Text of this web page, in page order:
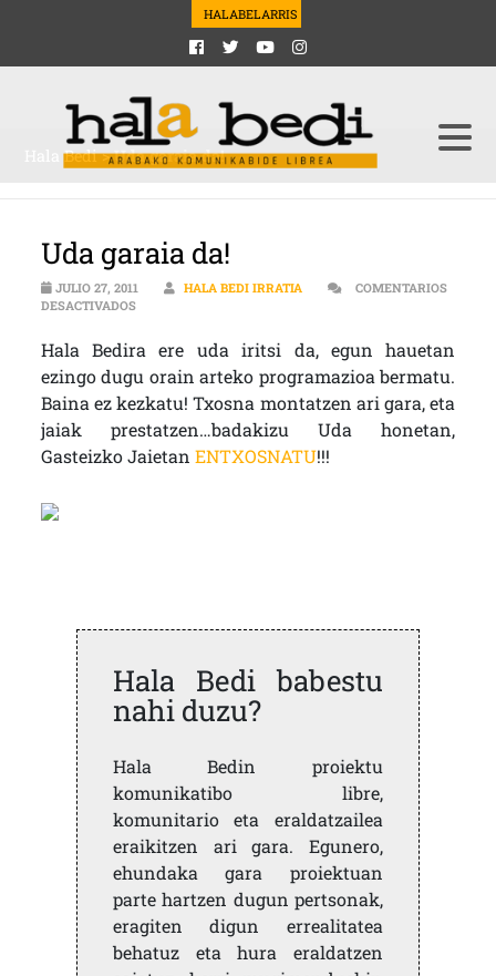
HALABELARRIS
Hala Bedi>Uda garaia da!
Uda garaia da!
JULIO 27, 2011 HALA BEDI IRRATIA
COMENTARIOS
DESACTIVADOSEN UDA GARAIA DA!
Hala Bedira ere uda iritsi da, egun hauetan
ezingo dugu orain arteko programazioa bermatu.
Baina ez kezkatu! Txosna montatzen ari gara, eta
jaiak prestatzen…badakizu Uda honetan,
Gasteizko Jaietan ENTXOSNATU!!!
Hala Bedi babestu
nahi duzu?
Hala Bedin proiektu
komunikatibo libre,
komunitario eta eraldatzailea
eraikitzen ari gara. Egunero,
ehundaka gara proiektuan
parte hartzen dugun pertsonak,
eragiten digun errealitatea
behatuz eta hura eraldatzen